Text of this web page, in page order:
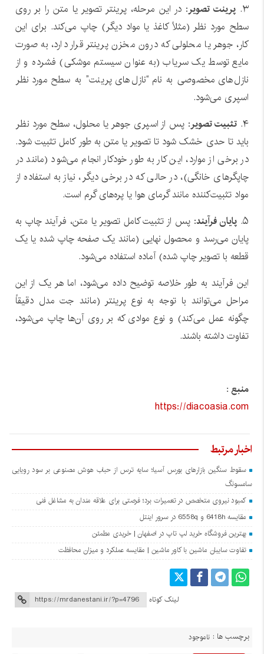
۳. پرینت تصویر: در این مرحله، پرینتر تصویر یا متن را بر روی
سطح مورد نظر (مثلاً کاغذ یا مواد دیگر) چاپ می‌کند. برای این
کار، جوهر یا محلولی که درون مخزن پرینتر قرار دارد، به صورت
مایع توسط یک سریاب (به عنوان سیستم موشکی) فشرده و از
نازل‌های مخصوصی به نام “نازل‌های پرینت” به سطح مورد نظر
اسپری می‌شود.
۴. تثبیت تصویر: پس از اسپری جوهر یا محلول، سطح مورد نظر
باید تا حدی خشک شود تا تصویر یا متن به طور کامل تثبیت شود.
در برخی از موارد، این کار به طور خودکار انجام می‌شود (مانند در
چاپگرهای خانگی)، در حالی که در برخی دیگر، نیاز به استفاده از
مواد تثبیت‌کننده مانند گرمای هوا یا پره‌های گرم است.
۵. پایان فرآیند: پس از تثبیت کامل تصویر یا متن، فرآیند چاپ به
پایان می‌رسد و محصول نهایی (مانند یک صفحه چاپ شده یا یک
قطعه با تصویر چاپ شده) آماده استفاده می‌شود.
این فرآیند به طور خلاصه توضیح داده می‌شود، اما هر یک از این
مراحل می‌توانند با توجه به نوع پرینتر (مانند جت مدل دقیقاً
چگونه عمل می‌کند) و نوع موادی که بر روی آن‌ها چاپ می‌شود،
تفاوت داشته باشند.
منبع :
https://diacoasia.com
اخبار مرتبط
سقوط سنگین بازارهای بورس آسیا؛ سایه ترس از حباب هوش مصنوعی بر سود رویایی
سامسونگ
کمبود نیروی متخصص در تعمیرات برد؛ فرصتی برای علاقه ‌مندان به مشاغل فنی
مقایسه 6418h و 6558q در سرور اینتل
بهترین فروشگاه خرید لپ تاپ در اصفهان | خریدی مطمئن
تفاوت سایبان ماشین با کاور ماشین | مقایسه عملکرد و میزان محافظت
لینک کوتاه
برچسب ها : ناموجود